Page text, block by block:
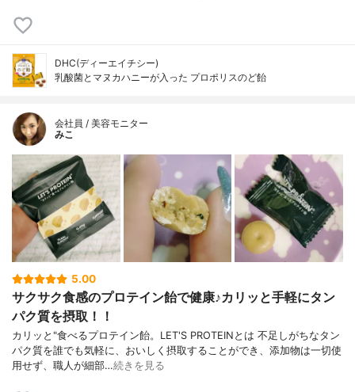
DHC(ディーエイチシー)
乳酸菌とマヌカハニーが入った プロポリスのど飴
会社員 / 美容モニター
みこ
5.00
サクサク食感のプロテイン飴で健康♪カリッと手軽にタン
パク質を摂取！！
カリッと"食べるプロテイン飴。LET'S PROTEINとは 不足しがちなタン
パク質を誰でも気軽に、おいしく摂取することができ、添加物は一切使
用せず、職人が細部…続きを見る